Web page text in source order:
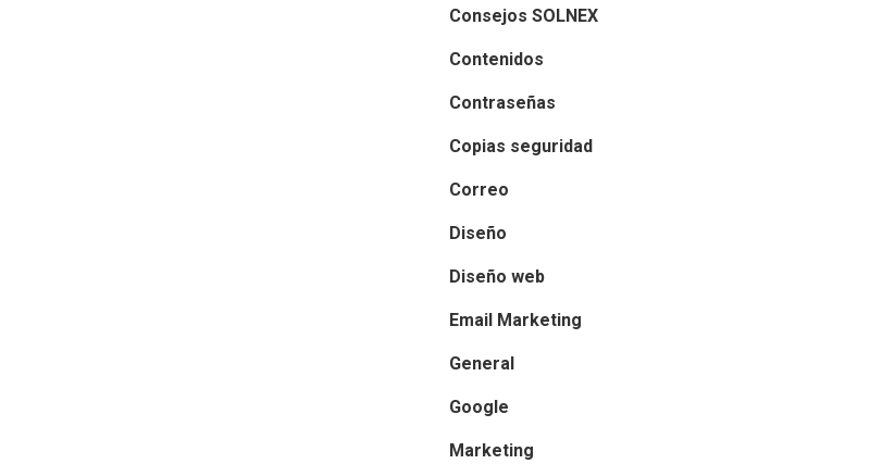
Consejos SOLNEX
Contenidos
Contraseñas
Copias seguridad
Correo
Diseño
Diseño web
Email Marketing
General
Google
Marketing